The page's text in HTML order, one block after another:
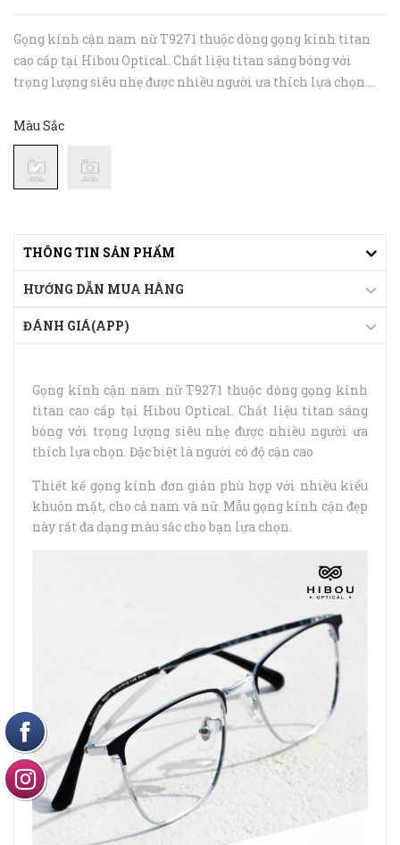
Gọng kính cận nam nữ T9271 thuộc dòng gọng kính titan
cao cấp tại Hibou Optical. Chất liệu titan sáng bóng với
trọng lượng siêu nhẹ được nhiều người ưa thích lựa chọn.
phù hợp v...
Màu Sắc
THÔNG TIN SẢN PHẨM
HƯỚNG DẪN MUA HÀNG
ĐÁNH GIÁ(APP)
Gọng kính cận nam nữ T9271 thuộc dòng gọng kính
titan cao cấp tại Hibou Optical. Chất liệu titan sáng
bóng với trọng lượng siêu nhẹ được nhiều người ưa
thích lựa chọn. Đặc biệt là người có độ cận cao
Thiết kế gọng kính đơn giản phù hợp với nhiều kiểu
khuôn mặt, cho cả nam và nữ. Mẫu gọng kính cận đẹp
này rất đa dạng màu sắc cho bạn lựa chọn.